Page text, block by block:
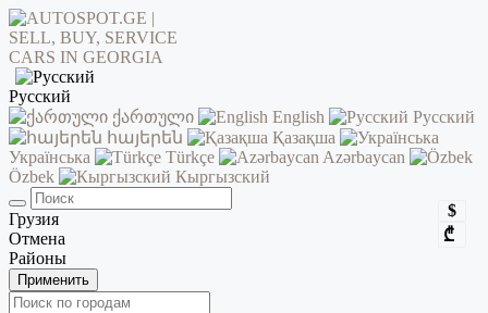
Русский
ქართული
English
Русский
հայերեն
Қазақша
Українська
Türkçe
Azərbaycan
Özbek
Кыргызский
$
₾
Грузия
Отмена
Районы
Применить